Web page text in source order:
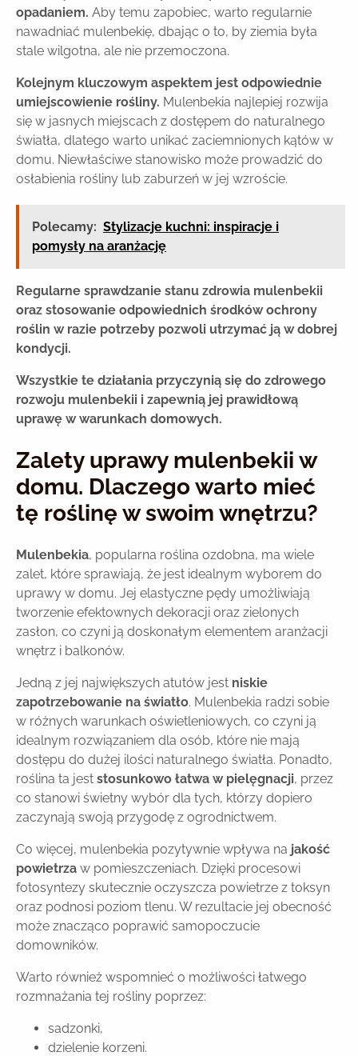
opadaniem. Aby temu zapobiec, warto regularnie
nawadniać mulenbekię, dbając o to, by ziemia była
stale wilgotna, ale nie przemoczona.
Kolejnym kluczowym aspektem jest odpowiednie
umiejscowienie rośliny. Mulenbekia najlepiej rozwija
się w jasnych miejscach z dostępem do naturalnego
światła, dlatego warto unikać zaciemnionych kątów w
domu. Niewłaściwe stanowisko może prowadzić do
osłabienia rośliny lub zaburzeń w jej wzroście.
Polecamy: Stylizacje kuchni: inspiracje i
pomysły na aranżację
Regularne sprawdzanie stanu zdrowia mulenbekii
oraz stosowanie odpowiednich środków ochrony
roślin w razie potrzeby pozwoli utrzymać ją w dobrej
kondycji.
Wszystkie te działania przyczynią się do zdrowego
rozwoju mulenbekii i zapewnią jej prawidłową
uprawę w warunkach domowych.
Zalety uprawy mulenbekii w
domu. Dlaczego warto mieć
tę roślinę w swoim wnętrzu?
Mulenbekia, popularna roślina ozdobna, ma wiele
zalet, które sprawiają, że jest idealnym wyborem do
uprawy w domu. Jej elastyczne pędy umożliwiają
tworzenie efektownych dekoracji oraz zielonych
zasłon, co czyni ją doskonałym elementem aranżacji
wnętrz i balkonów.
Jedną z jej największych atutów jest niskie
zapotrzebowanie na światło. Mulenbekia radzi sobie
w różnych warunkach oświetleniowych, co czyni ją
idealnym rozwiązaniem dla osób, które nie mają
dostępu do dużej ilości naturalnego światła. Ponadto,
roślina ta jest stosunkowo łatwa w pielęgnacji, przez
co stanowi świetny wybór dla tych, którzy dopiero
zaczynają swoją przygodę z ogrodnictwem.
Co więcej, mulenbekia pozytywnie wpływa na jakość
powietrza w pomieszczeniach. Dzięki procesowi
fotosyntezy skutecznie oczyszcza powietrze z toksyn
oraz podnosi poziom tlenu. W rezultacie jej obecność
może znacząco poprawić samopoczucie
domowników.
Warto również wspomnieć o możliwości łatwego
rozmnażania tej rośliny poprzez:
sadzonki,
dzielenie korzeni.